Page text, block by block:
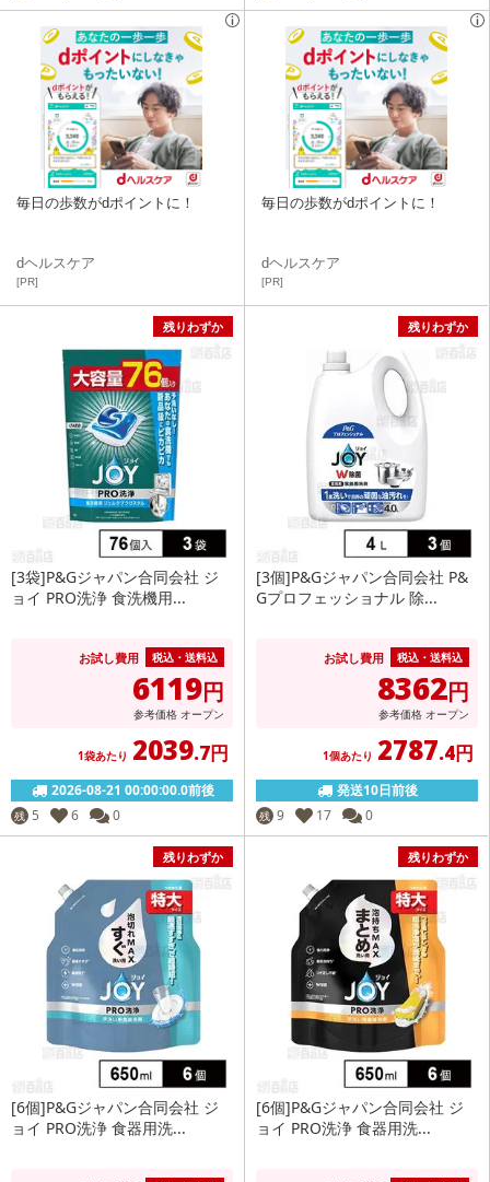
毎日の歩数がdポイントに！
dヘルスケア
[PR]
毎日の歩数がdポイントに！
dヘルスケア
[PR]
残りわずか
[3袋]P&Gジャパン合同会社 ジ
ョイ PRO洗浄 食洗機用...
お試し費用 税込・送料込
6119円
参考価格 オープン
1袋あたり 2039.7円
2026-08-21 00:00:00.0前後
残 5 6 0
残りわずか
[3個]P&Gジャパン合同会社 P&
Gプロフェッショナル 除...
お試し費用 税込・送料込
8362円
参考価格 オープン
1個あたり 2787.4円
発送10日前後
残 9 17 0
残りわずか
[6個]P&Gジャパン合同会社 ジ
ョイ PRO洗浄 食器用洗...
残りわずか
[6個]P&Gジャパン合同会社 ジ
ョイ PRO洗浄 食器用洗...